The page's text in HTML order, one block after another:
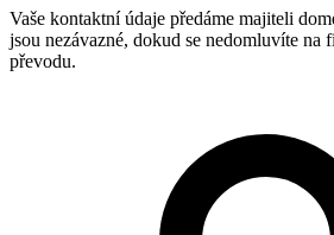
Vaše kontaktní údaje předáme majiteli
jsou nezávazné, dokud se nedomluvíte na
převodu.